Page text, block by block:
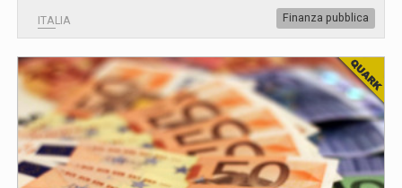
ITALIA Finanza pubblica